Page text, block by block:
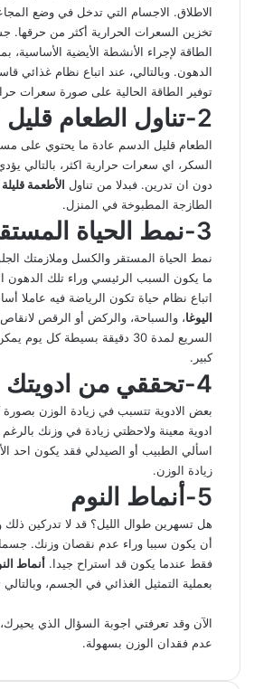
الاطلاق. الاجسام التي تدخل في وضع
تخزين السعرات الحرارية أكثر من حرقها.
الطاقة لإجراء الأنشطة الأيضية
الدهون. وبالتالي، عند اتباع نظام غذائي
توفير الطاقة الحالية على صورة سعرات
2-تناول الطعام قليل الدسم
الطعام قليل الدسم عادة ما يحتوي على
السكر، اي سعرات حرارية اكثر، بالتالي
دون ان تدرين. فبدلا من تناول الأطعمة
الطازجة المطبوخة في المنزل.
3-نمط الحياة المستقرة
نمط الحياة المستقر والكسل وملازمتك
ما يكون السبب الرئيسي وراء تلك الدهون
اتباع نظام حياة تكون الرياضة فيه عاملا
اليوغا، والسباحة، والركض أو الرقص
السريع لمدة 30 دقيقة بسيطة
كبير.
4-تحققي من ادويتك
بعض الادوية تتسبب في زيادة الوزن بصورة
ادوية معينة ولاحظتي زيادة في وزنك بالرغم
اسألي الطبيب أو الصيدلي فقد يكون احد
زيادة الوزن.
5-أنماط النوم
هل تسهرين طوال الليل؟ قد لا تدركين ذلك
أن يكون سببا وراء عدم نقصان وزنك.
فقط عندما يكون قد استراح جيدا. أنماط
بعملية التمثيل الغذائي في الجسم،
الآن وقد تعرفتي اجوبة السؤال الذي
عدم فقدان الوزن بسهولة.
يXيايشب